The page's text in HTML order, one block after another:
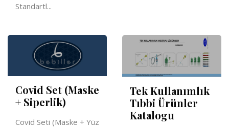
Standartl...
Covid Set (Maske
+ Siperlik)
Covid Seti (Maske + Yüz
Tek Kullanımlık
Tıbbi Ürünler
Katalogu